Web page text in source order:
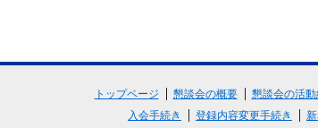
トップページ 懇談会の概要 懇談会の活
入会手続き
登録内容変更手続き